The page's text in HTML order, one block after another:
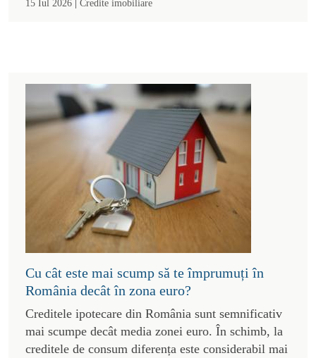
15 Iul 2026 Credite imobiliare
Cu cât este mai scump să te împrumuți în
România decât în zona euro?
Creditele ipotecare din România sunt semnificativ
mai scumpe decât media zonei euro. În schimb, la
creditele de consum diferența este considerabil mai